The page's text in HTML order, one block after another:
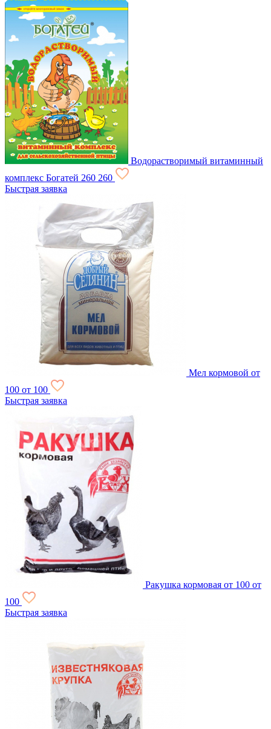
Водорастворимый витаминный
комплекс Богатей 260 260
Быстрая заявка
Мел кормовой от
100 от 100
Быстрая заявка
Ракушка кормовая от 100 от
100
Быстрая заявка